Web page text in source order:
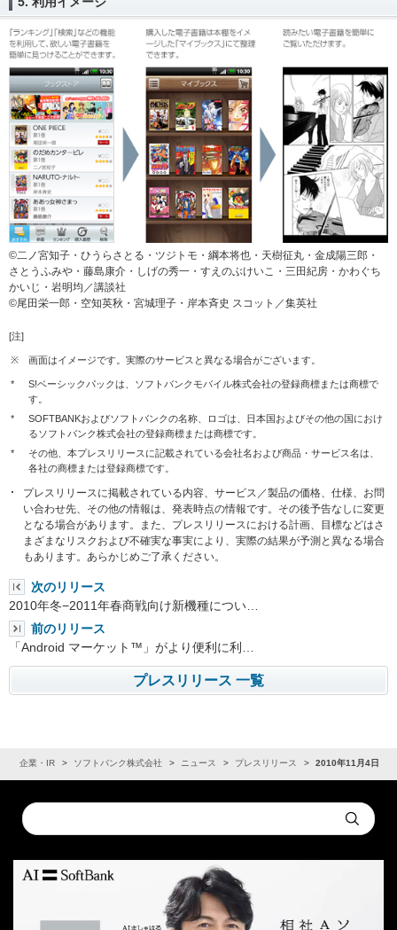
©二ノ宮知子・ひうらさとる・ツジトモ・綱本将也・天樹征丸・金成陽三郎・
さとうふみや・藤島康介・しげの秀一・すえのぶけいこ・三田紀房・かわぐち
かいじ・岩明均／講談社
©尾田栄一郎・空知英秋・宮城理子・岸本斉史 スコット／集英社
[注]
※ 画面はイメージです。実際のサービスと異なる場合がございます。
*
S!ベーシックパックは、ソフトバンクモバイル株式会社の登録商標または商標で
す。
*
SOFTBANKおよびソフトバンクの名称、ロゴは、日本国およびその他の国におけ
るソフトバンク株式会社の登録商標または商標です。
*
その他、本プレスリリースに記載されている会社名および商品・サービス名は、
各社の商標または登録商標です。
プレスリリースに掲載されている内容、サービス／製品の価格、仕様、お問
い合わせ先、その他の情報は、発表時点の情報です。その後予告なしに変更
となる場合があります。また、プレスリリースにおける計画、目標などはさ
まざまなリスクおよび不確実な事実により、実際の結果が予測と異なる場合
もあります。あらかじめご了承ください。
次のリリース
2010年冬−2011年春商戦向け新機種につい…
前のリリース
「Android マーケット™」がより便利に利…
プレスリリース 一覧
企業・IR ソフトバンク株式会社 ニュース プレスリリース 2010年11月4日
Conduct
a
Submit